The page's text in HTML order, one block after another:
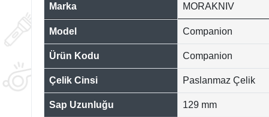
Marka MORAKNIV
Model Companion
Ürün Kodu Companion
Çelik Cinsi Paslanmaz Çelik
Sap Uzunluğu 129 mm